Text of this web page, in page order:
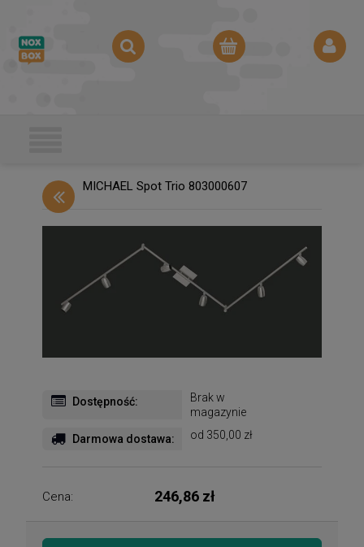
MICHAEL Spot Trio 803000607
Dostępność:
Brak w
magazynie
Darmowa dostawa: od 350,00 zł
Cena: 246,86 zł